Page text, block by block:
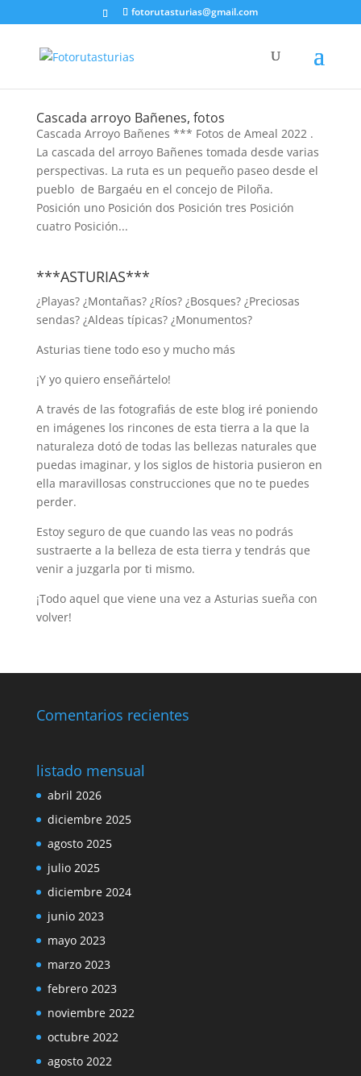
fotorutasturias@gmail.com
Cascada arroyo Bañenes, fotos
Cascada Arroyo Bañenes *** Fotos de Ameal 2022 .
La cascada del arroyo Bañenes tomada desde varias
perspectivas. La ruta es un pequeño paseo desde el
pueblo de Bargaéu en el concejo de Piloña.
Posición uno Posición dos Posición tres Posición
cuatro Posición...
***ASTURIAS***
¿Playas? ¿Montañas? ¿Ríos? ¿Bosques? ¿Preciosas
sendas? ¿Aldeas típicas? ¿Monumentos?
Asturias tiene todo eso y mucho más
¡Y yo quiero enseñártelo!
A través de las fotografiás de este blog iré poniendo
en imágenes los rincones de esta tierra a la que la
naturaleza dotó de todas las bellezas naturales que
puedas imaginar, y los siglos de historia pusieron en
ella maravillosas construcciones que no te puedes
perder.
Estoy seguro de que cuando las veas no podrás
sustraerte a la belleza de esta tierra y tendrás que
venir a juzgarla por ti mismo.
¡Todo aquel que viene una vez a Asturias sueña con
volver!
Comentarios recientes
listado mensual
abril 2026
diciembre 2025
agosto 2025
julio 2025
diciembre 2024
junio 2023
mayo 2023
marzo 2023
febrero 2023
noviembre 2022
octubre 2022
agosto 2022